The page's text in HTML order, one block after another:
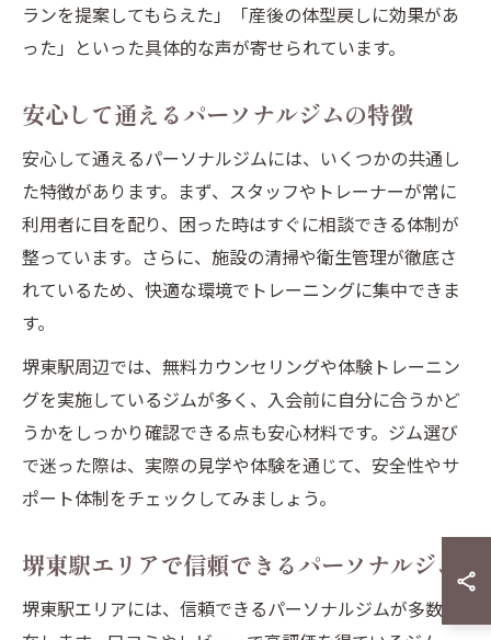
ランを提案してもらえた」「産後の体型戻しに効果があ
った」といった具体的な声が寄せられています。
安心して通えるパーソナルジムの特徴
安心して通えるパーソナルジムには、いくつかの共通し
た特徴があります。まず、スタッフやトレーナーが常に
利用者に目を配り、困った時はすぐに相談できる体制が
整っています。さらに、施設の清掃や衛生管理が徹底さ
れているため、快適な環境でトレーニングに集中できま
す。
堺東駅周辺では、無料カウンセリングや体験トレーニン
グを実施しているジムが多く、入会前に自分に合うかど
うかをしっかり確認できる点も安心材料です。ジム選び
で迷った際は、実際の見学や体験を通じて、安全性やサ
ポート体制をチェックしてみましょう。
堺東駅エリアで信頼できるパーソナルジム
堺東駅エリアには、信頼できるパーソナルジムが多数存